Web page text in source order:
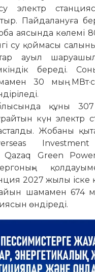
электр
Пайдалануға
аясында көлемі
су қоймасы
ауыл
береді.
30 мың
құны
күн электр
Жобаны
Qazaq Green
2027 жылы іске
шамамен 674
өндіреді.